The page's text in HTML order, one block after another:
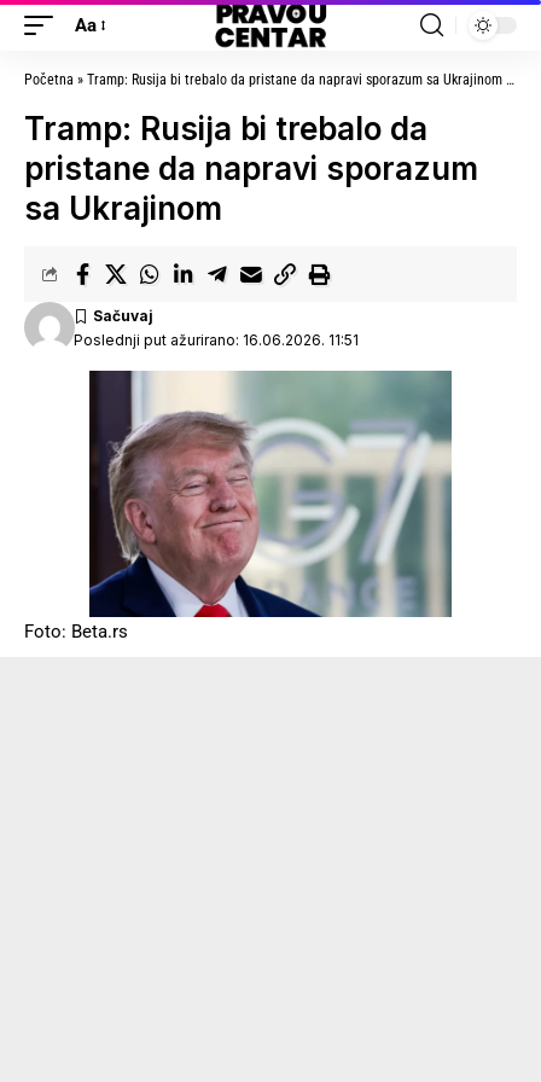
Aa
Početna » Tramp: Rusija bi trebalo da pristane da napravi sporazum sa Ukrajinom
Tramp: Rusija bi trebalo da
pristane da napravi sporazum
sa Ukrajinom
Poslednji put ažurirano: 16.06.2026. 11:51
Foto: Beta.rs